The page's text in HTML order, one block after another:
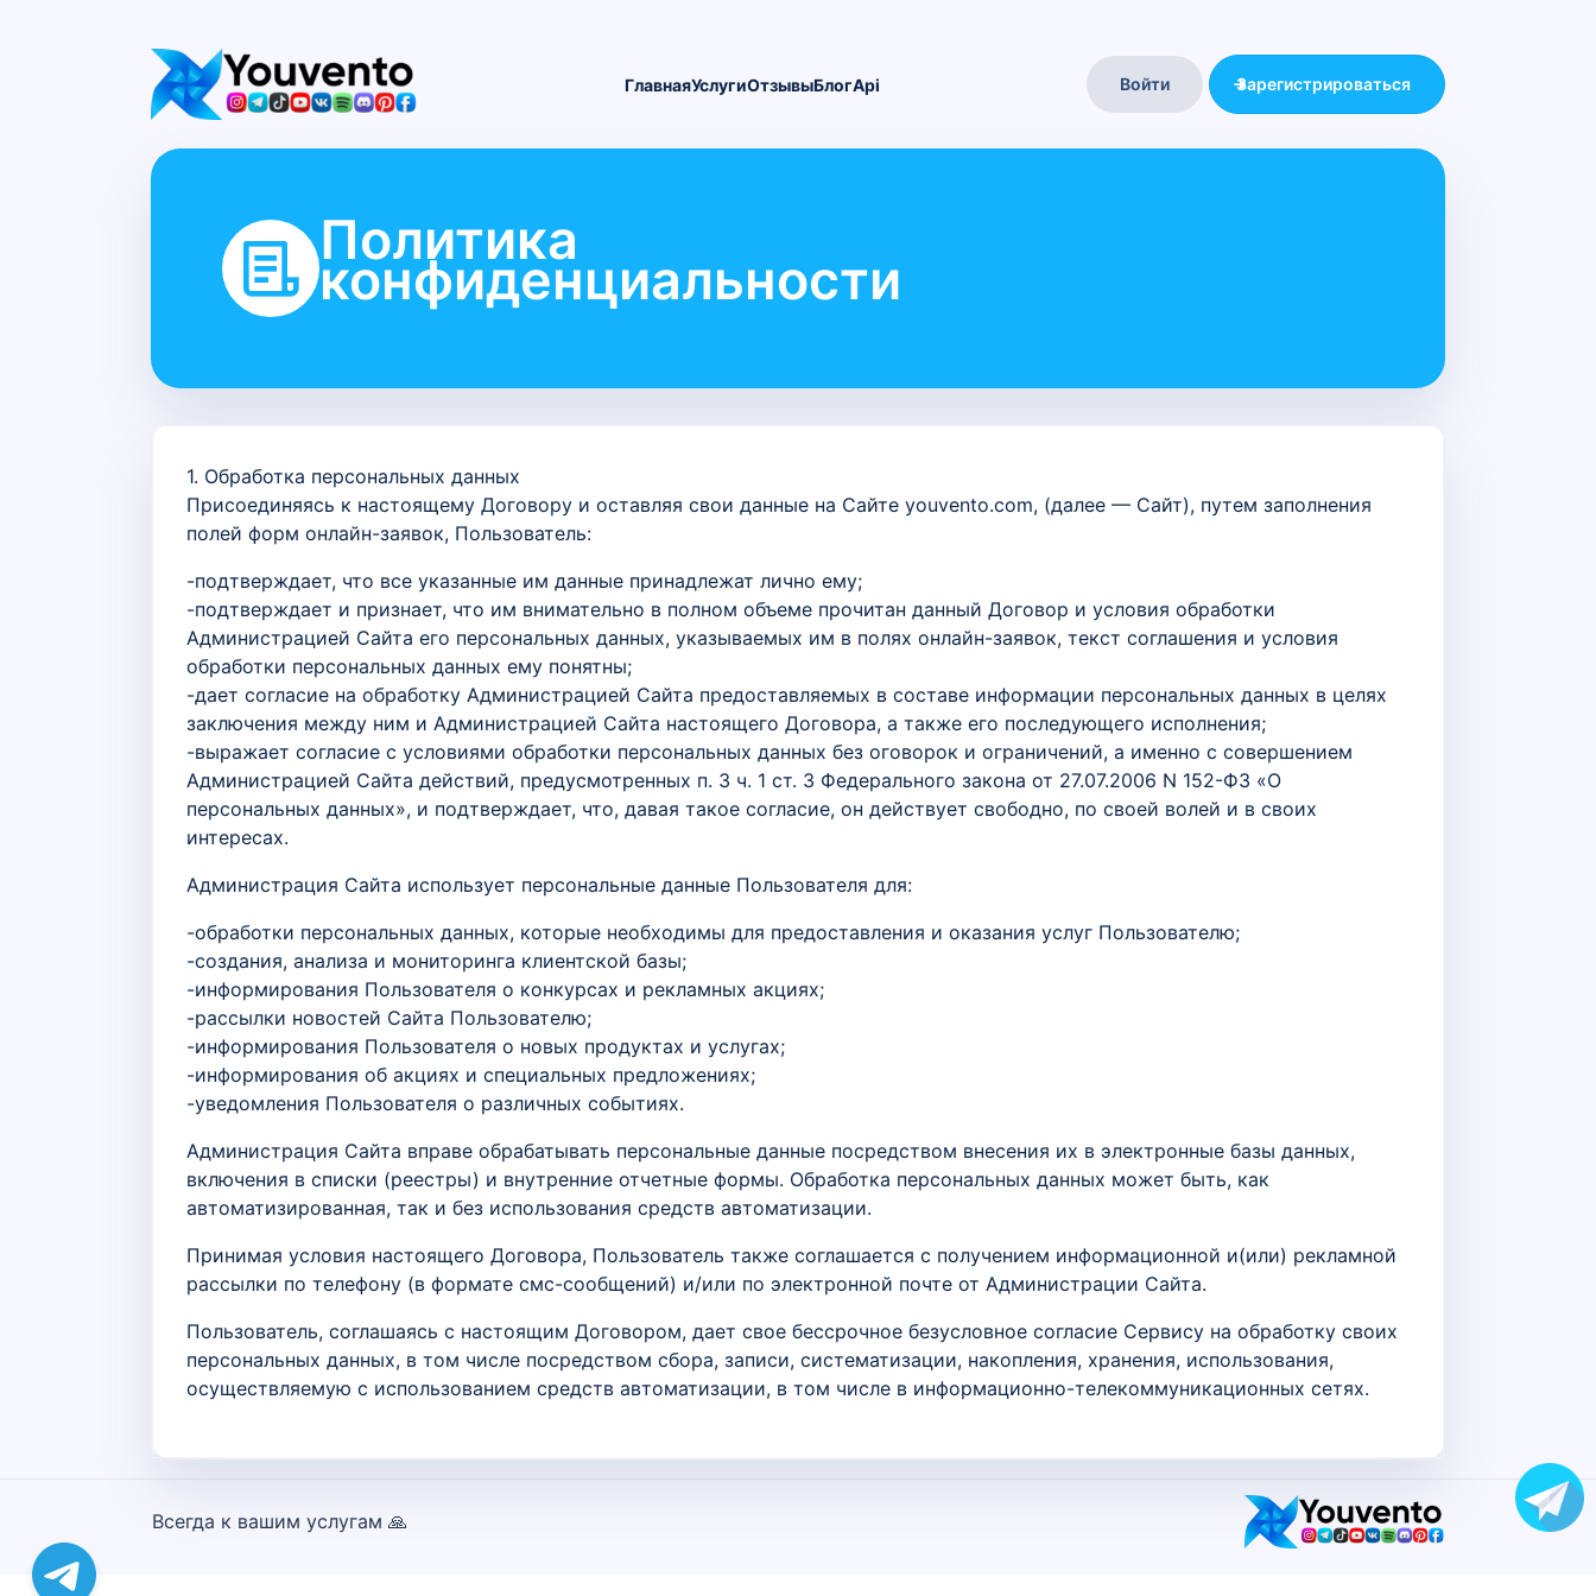
ГлавнаяУслугиOтзывыБлогApi Войти Зарегистрироваться
Политика
конфиденциальности
1. Обработка персональных данных
Присоединяясь к настоящему Договору и оставляя свои данные на Сайте youvento.com, (далее — Сайт), путем заполнения
полей форм онлайн-заявок, Пользователь:
-подтверждает, что все указанные им данные принадлежат лично ему;
-подтверждает и признает, что им внимательно в полном объеме прочитан данный Договор и условия обработки
Администрацией Сайта его персональных данных, указываемых им в полях онлайн-заявок, текст соглашения и условия
обработки персональных данных ему понятны;
-дает согласие на обработку Администрацией Сайта предоставляемых в составе информации персональных данных в целях
заключения между ним и Администрацией Сайта настоящего Договора, а также его последующего исполнения;
-выражает согласие с условиями обработки персональных данных без оговорок и ограничений, а именно с совершением
Администрацией Сайта действий, предусмотренных п. 3 ч. 1 ст. 3 Федерального закона от 27.07.2006 N 152-ФЗ «О
персональных данных», и подтверждает, что, давая такое согласие, он действует свободно, по своей волей и в своих
интересах.
Администрация Сайта использует персональные данные Пользователя для:
-обработки персональных данных, которые необходимы для предоставления и оказания услуг Пользователю;
-создания, анализа и мониторинга клиентской базы;
-информирования Пользователя о конкурсах и рекламных акциях;
-рассылки новостей Сайта Пользователю;
-информирования Пользователя о новых продуктах и услугах;
-информирования об акциях и специальных предложениях;
-уведомления Пользователя о различных событиях.
Администрация Сайта вправе обрабатывать персональные данные посредством внесения их в электронные базы данных,
включения в списки (реестры) и внутренние отчетные формы. Обработка персональных данных может быть, как
автоматизированная, так и без использования средств автоматизации.
Принимая условия настоящего Договора, Пользователь также соглашается с получением информационной и(или) рекламной
рассылки по телефону (в формате смс-сообщений) и/или по электронной почте от Администрации Сайта.
Пользователь, соглашаясь с настоящим Договором, дает свое бессрочное безусловное согласие Сервису на обработку своих
персональных данных, в том числе посредством сбора, записи, систематизации, накопления, хранения, использования,
осуществляемую с использованием средств автоматизации, в том числе в информационно-телекоммуникационных сетях.
Всегда к вашим услугам 🙏